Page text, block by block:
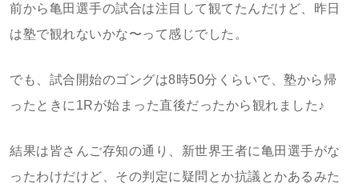
前から亀田選手の試合は注目して観てたんだけど、昨日
は塾で観れないかな〜って感じでした。
でも、試合開始のゴングは8時50分くらいで、塾から帰
ったときに1Rが始まった直後だったから観れました♪
結果は皆さんご存知の通り、新世界王者に亀田選手がな
ったわけだけど、その判定に疑問とか抗議とかあるみた